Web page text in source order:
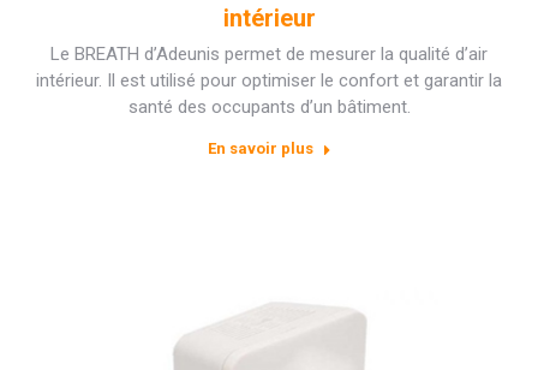
intérieur
Le BREATH d’Adeunis permet de mesurer la qualité d’air
intérieur. Il est utilisé pour optimiser le confort et garantir la
santé des occupants d’un bâtiment.
En savoir plus